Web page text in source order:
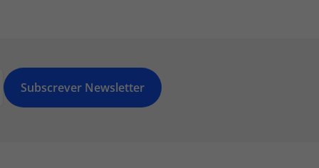
Subscrever Newsletter